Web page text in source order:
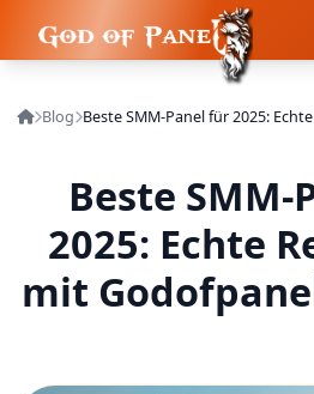
Blog
Beste
2025: Echte
mit